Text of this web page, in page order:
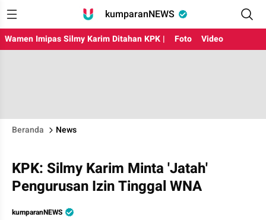
kumparanNEWS
Wamen Imipas Silmy Karim Ditahan KPK | Foto Video
Beranda News
KPK: Silmy Karim Minta 'Jatah'
Pengurusan Izin Tinggal WNA
kumparanNEWS